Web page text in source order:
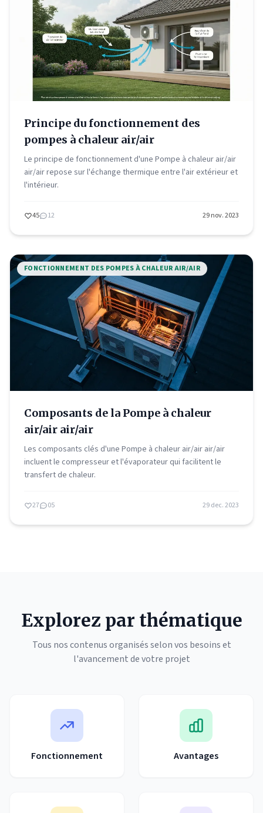
Principe du fonctionnement des
pompes à chaleur air/air
Le principe de fonctionnement d'une Pompe à chaleur air/air
air/air repose sur l'échange thermique entre l'air extérieur et
l'intérieur.
45 12 29 nov. 2023
FONCTIONNEMENT DES POMPES À CHALEUR AIR/AIR
Composants de la Pompe à chaleur
air/air air/air
Les composants clés d'une Pompe à chaleur air/air air/air
incluent le compresseur et l'évaporateur qui facilitent le
transfert de chaleur.
27 05 29 dec. 2023
Explorez par thématique
Tous nos contenus organisés selon vos besoins et
l'avancement de votre projet
Fonctionnement Avantages